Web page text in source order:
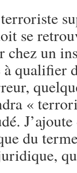
se
chez un
à qualifier
«
du